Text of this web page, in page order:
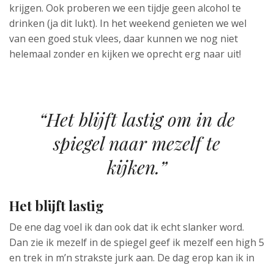
krijgen. Ook proberen we een tijdje geen alcohol te
drinken (ja dit lukt). In het weekend genieten we wel
van een goed stuk vlees, daar kunnen we nog niet
helemaal zonder en kijken we oprecht erg naar uit!
“Het blijft lastig om in de
spiegel naar mezelf te
kijken.”
Het blijft lastig
De ene dag voel ik dan ook dat ik echt slanker word.
Dan zie ik mezelf in de spiegel geef ik mezelf een high 5
en trek in m’n strakste jurk aan. De dag erop kan ik in